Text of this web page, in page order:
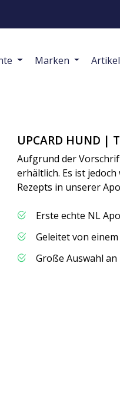
Marken Artikel
UPCARD HUND |
Erste echte NL
Geleitet von
Große Auswahl
Aufgrund der
erhältlich. Es ist
Rezepts in unserer